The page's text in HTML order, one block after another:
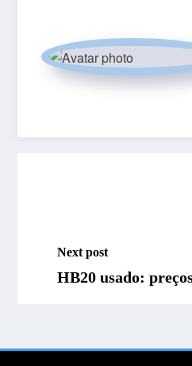
Next post
HB20 usado: